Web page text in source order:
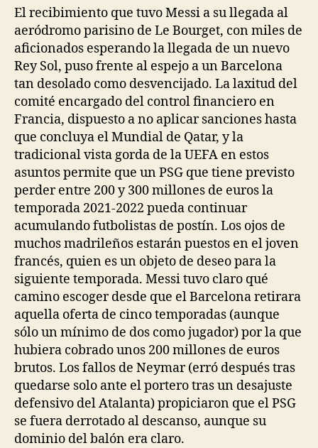
entrada
entrada
El recibimiento que tuvo Messi a su llegada al
aeródromo parisino de Le Bourget, con miles de
aficionados esperando la llegada de un nuevo
Rey Sol, puso frente al espejo a un Barcelona
tan desolado como desvencijado. La laxitud del
comité encargado del control financiero en
Francia, dispuesto a no aplicar sanciones hasta
que concluya el Mundial de Qatar, y la
tradicional vista gorda de la UEFA en estos
asuntos permite que un PSG que tiene previsto
perder entre 200 y 300 millones de euros la
temporada 2021-2022 pueda continuar
acumulando futbolistas de postín. Los ojos de
muchos madrileños estarán puestos en el joven
francés, quien es un objeto de deseo para la
siguiente temporada. Messi tuvo claro qué
camino escoger desde que el Barcelona retirara
aquella oferta de cinco temporadas (aunque
sólo un mínimo de dos como jugador) por la que
hubiera cobrado unos 200 millones de euros
brutos. Los fallos de Neymar (erró después tras
quedarse solo ante el portero tras un desajuste
defensivo del Atalanta) propiciaron que el PSG
se fuera derrotado al descanso, aunque su
dominio del balón era claro.